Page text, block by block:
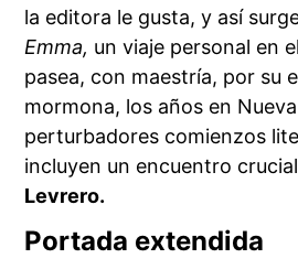
la editora le gusta, y así
Emma, un viaje personal en
pasea, con maestría, por su
mormona, los años en
perturbadores comienzos
incluyen un encuentro
Levrero.
Portada extendida